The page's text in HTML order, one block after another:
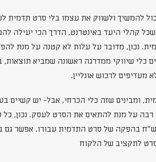
להמשיך ולשווק את עצמו בלי סרט תדמית
קהלי היעד באינטרנט, הדרך הכי יעילה
נכון, מדובר על עלות לא קטנה על מנת
שיווקי ממדרגה ראשונה שמביא תוצאות,
לרכוש אונליין.
ומבינים שזה כלי הכרחי, אבל- יש קשיים
על מנת להתאים את הסרט לעסק. נכון, כל
כל עסק יכול וצריך להשקיע 30 אחף ש"ח בהפקה של סרט התדמית עבורו.
לתקציב של הלקוח